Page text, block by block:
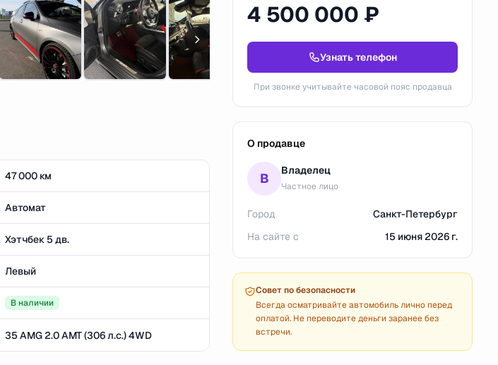
47 000 км
Автомат
Хэтчбек 5 дв.
Левый
В наличии
35 AMG 2.0 AMT (306 л.с.) 4WD
4 500 000 ₽
Узнать телефон
При звонке учитывайте часовой пояс продавца
О продавце
В Владелец
Частное лицо
Город
Санкт-Петербург
На сайте с
15 июня 2026 г.
Совет по безопасности
Всегда осматривайте автомобиль лично перед
оплатой. Не переводите деньги заранее без
встречи.